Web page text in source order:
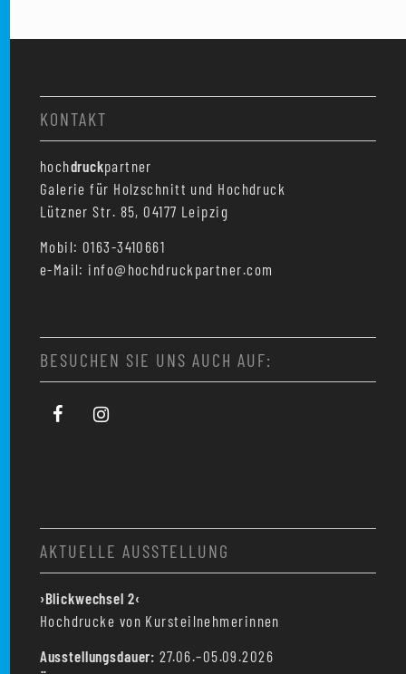
KONTAKT
hochdruckpartner
Galerie für Holzschnitt und Hochdruck
Lützner Str. 85, 04177 Leipzig
Mobil: 0163-3410661
e-Mail: info@hochdruckpartner.com
BESUCHEN SIE UNS AUCH AUF:
AKTUELLE AUSSTELLUNG
›Blickwechsel 2‹
Hochdrucke von Kursteilnehmerinnen
Ausstellungsdauer: 27.06.–05.09.2026